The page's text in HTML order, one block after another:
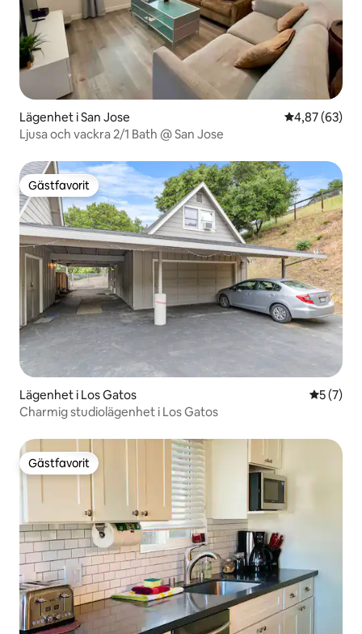
Lägenhet i San Jose 4,87 av 5 i
4,87 (63)
Ljusa och vackra 2/1 Bath @ San Jose
Gästfavorit
Gästfavorit
Lägenhet i Los Gatos 5 av 5 i
5 (7)
Charmig studiolägenhet i Los Gatos
Gästfavorit
Gästfavorit